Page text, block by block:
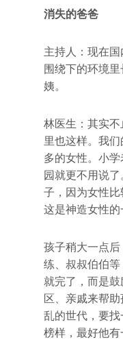
消失的爸爸
主持人：现在
围绕下的环境
姨。
林医生：其实
里也这样。我
多的女性。小
园就更不用说
子，因为女性比
这是神造女性的
孩子稍大一点
练、叔叔伯伯
就完了，而是
区、亲戚来帮
乱的世代，要
榜样，最好他